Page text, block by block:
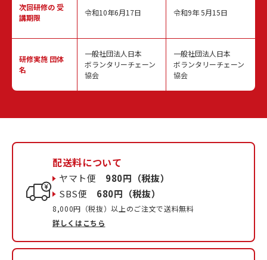
次回研修の受
講期限
研修実施 団体
名
令和10年6月17日
一般社団法人日本
ボランタリーチェーン
協会
令和9年 5月15日
一般社団法人日本
ボランタリーチェーン
協会
配送料について
ヤマト便 980円（税抜）
SBS便 680円（税抜）
8,000円（税抜）以上のご注文で送料無料
詳しくはこちら